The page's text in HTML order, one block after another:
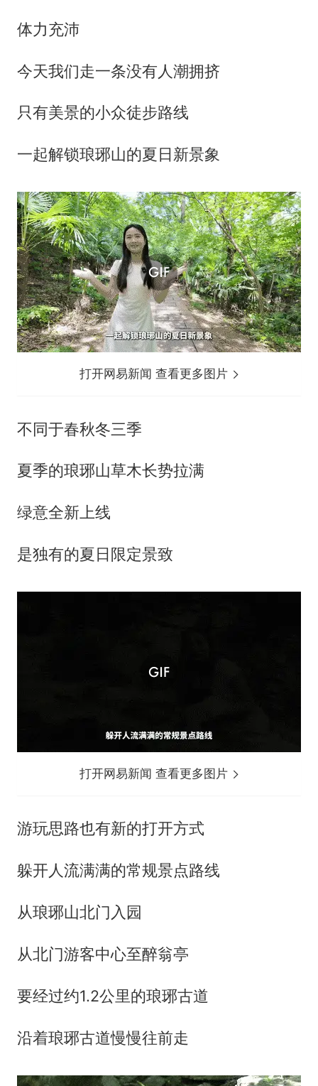
体力充沛
今天我们走一条没有人潮拥挤
只有美景的小众徒步路线
一起解锁琅琊山的夏日新景象
打开网易新闻 查看更多图片
不同于春秋冬三季
夏季的琅琊山草木长势拉满
绿意全新上线
是独有的夏日限定景致
打开网易新闻 查看更多图片
游玩思路也有新的打开方式
躲开人流满满的常规景点路线
从琅琊山北门入园
从北门游客中心至醉翁亭
要经过约1.2公里的琅琊古道
沿着琅琊古道慢慢往前走